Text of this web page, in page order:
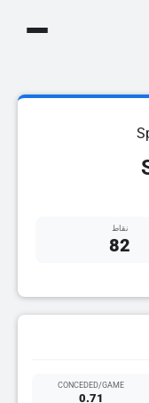
نقاط
82
CONCEDED/GAME
0.71